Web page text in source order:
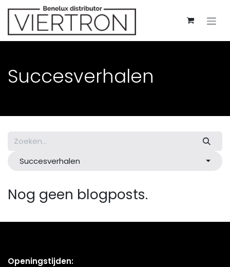
Overslaan naar inhoud
Succesverhalen
Succesverhalen
Nog geen blogposts.
Openingstijden: